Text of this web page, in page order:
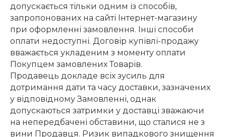
допускається тільки одним із способів,
запропонованих на сайті Інтернет-магазину
при оформленні замовлення. Інші способи
оплати недоступні. Договір купівлі-продажу
вважається укладеним з моменту оплати
Покупцем замовлених Товарів.
Продавець докладе всіх зусиль для
дотримання дати та часу доставки, зазначених
у відповідному Замовленні, однак
допускаються затримки у доставці зважаючи
на непередбачені обставини, що сталися не з
вини Продавця. Ризик випадкового знищення